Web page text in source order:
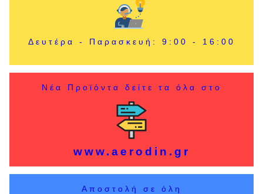
Δευτέρα - Παρασκευή: 9:00 - 16:00
Νέα Προϊόντα δείτε τα όλα στο
www.aerodin.gr
Αποστολή σε όλη